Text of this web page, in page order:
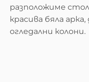
разположиме
красива бяла
огледални колони.